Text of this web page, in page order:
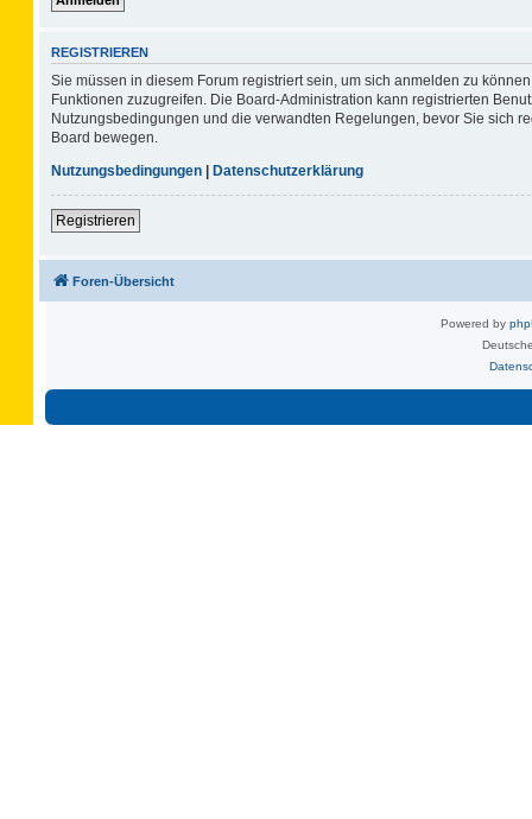
REGISTRIEREN
Sie müssen in diesem Forum registriert sein, um sich anmelden zu
Funktionen zuzugreifen. Die Board-Administration kann registrierten
Nutzungsbedingungen und die verwandten Regelungen, bevor Sie sich
Board bewegen.
Nutzungsbedingungen | Datenschutzerklärung
Registrieren
Foren-Übersicht
Powered by